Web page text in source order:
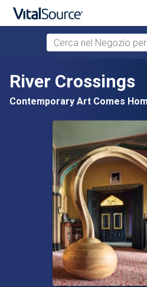
Passa al contenuto principale
Cerca nel Negozio per
River Crossings
Contemporary Art Comes